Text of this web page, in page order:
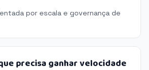
por escala e governança de
precisa ganhar velocidade